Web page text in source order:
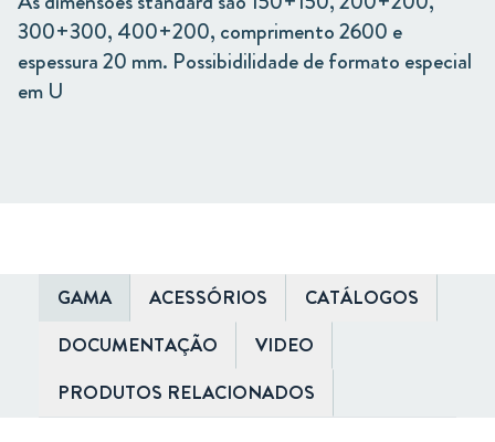
300+300, 400+200, comprimento 2600 e
espessura 20 mm. Possibidilidade de formato especial
em U
GAMA ACESSÓRIOS
CATÁLOGOS
DOCUMENTAÇÃO
VIDEO
PRODUTOS RELACIONADOS